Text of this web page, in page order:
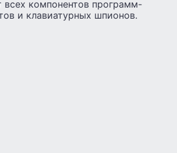
компонентов программ-
и клавиатурных шпионов.